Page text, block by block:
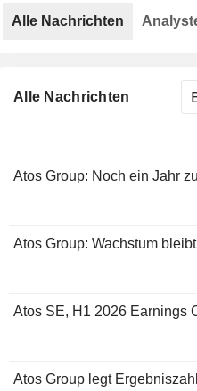
Alle Nachrichten
Atos Group: Noch ein Jahr
Atos Group: Wachstum
Atos SE, H1 2026 Earnings
Atos Group legt
Alle Nachrichten